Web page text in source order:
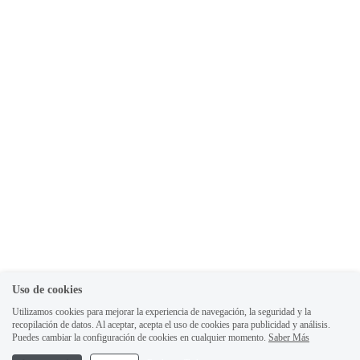
Uso de cookies
Utilizamos cookies para mejorar la experiencia de navegación, la seguridad y la
recopilación de datos. Al aceptar, acepta el uso de cookies para publicidad y análisis.
Puedes cambiar la configuración de cookies en cualquier momento. Saber Más